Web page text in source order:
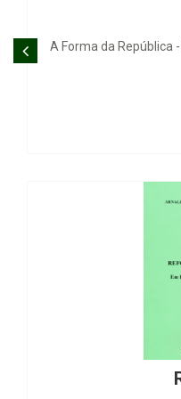
Mista ao Estado